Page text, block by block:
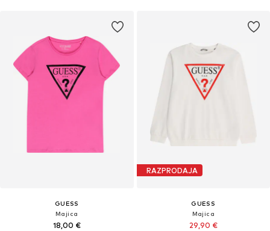
GUESS
Majica
18,00 €
RAZPRODAJA
GUESS
Majica
29,90 €